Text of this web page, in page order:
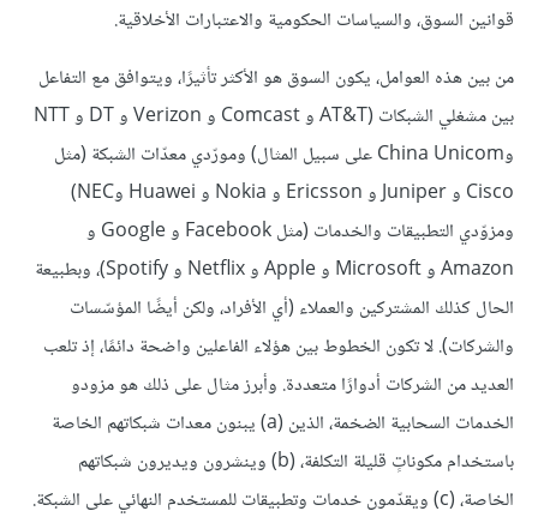
قوانين السوق، والسياسات الحكومية والاعتبارات الأخلاقية.
من بين هذه العوامل، يكون السوق هو الأكثر تأثيرًا، ويتوافق مع التفاعل
بين مشغلي الشبكات (AT&T و Comcast و Verizon و DT و NTT
وChina Unicom على سبيل المثال) ومورّدي معدّات الشبكة (مثل
Cisco و Juniper و Ericsson و Nokia و Huawei وNEC)
ومزوّدي التطبيقات والخدمات (مثل Facebook و Google و
Amazon و Microsoft و Apple و Netflix و Spotify)، وبطبيعة
الحال كذلك المشتركين والعملاء (أي الأفراد، ولكن أيضًا المؤسّسات
والشركات). لا تكون الخطوط بين هؤلاء الفاعلين واضحة دائمًا، إذ تلعب
العديد من الشركات أدوارًا متعددة. وأبرز مثال على ذلك هو مزودو
الخدمات السحابية الضخمة، الذين (a) يبنون معدات شبكاتهم الخاصة
باستخدام مكوناتٍ قليلة التكلفة، (b) وينشرون ويديرون شبكاتهم
الخاصة، (c) ويقدّمون خدمات وتطبيقات للمستخدم النهائي على الشبكة.